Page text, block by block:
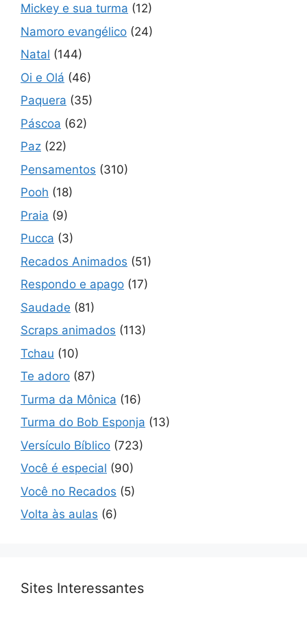
Mickey e sua turma (12)
Namoro evangélico (24)
Natal (144)
Oi e Olá (46)
Paquera (35)
Páscoa (62)
Paz (22)
Pensamentos (310)
Pooh (18)
Praia (9)
Pucca (3)
Recados Animados (51)
Respondo e apago (17)
Saudade (81)
Scraps animados (113)
Tchau (10)
Te adoro (87)
Turma da Mônica (16)
Turma do Bob Esponja (13)
Versículo Bíblico (723)
Você é especial (90)
Você no Recados (5)
Volta às aulas (6)
Sites Interessantes